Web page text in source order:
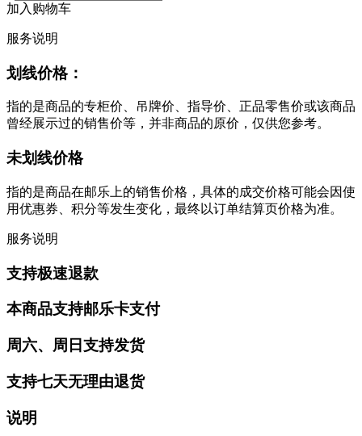
加入购物车
服务说明
划线价格：
指的是商品的专柜价、吊牌价、指导价、正品零售价或该商品
曾经展示过的销售价等，并非商品的原价，仅供您参考。
未划线价格
指的是商品在邮乐上的销售价格，具体的成交价格可能会因使
用优惠券、积分等发生变化，最终以订单结算页价格为准。
服务说明
支持极速退款
本商品支持邮乐卡支付
周六、周日支持发货
支持七天无理由退货
说明